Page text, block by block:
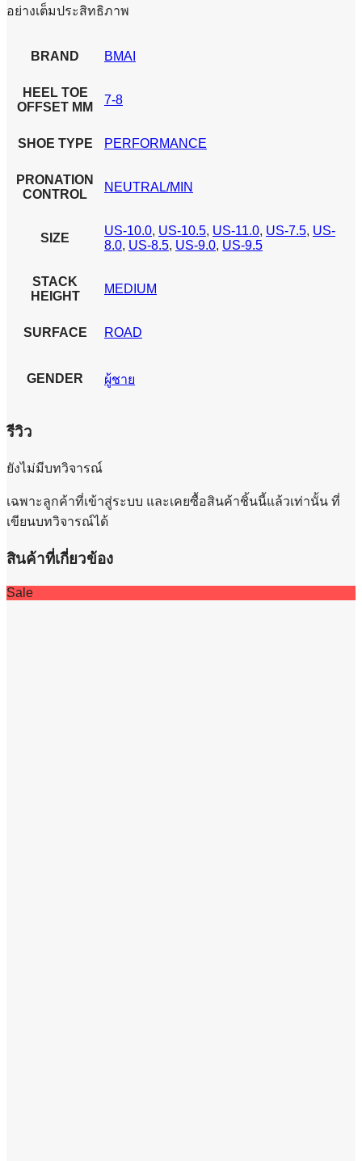
อย่างเต็มประสิทธิภาพ
BRAND BMAI
HEEL TOE
OFFSET MM
7-8
SHOE TYPE PERFORMANCE
PRONATION
CONTROL
NEUTRAL/MIN
SIZE
US-10.0, US-10.5, US-11.0, US-7.5, US-
8.0, US-8.5, US-9.0, US-9.5
STACK
HEIGHT
MEDIUM
SURFACE ROAD
GENDER ผู้ชาย
รีวิว
ยังไม่มีบทวิจารณ์
เฉพาะลูกค้าที่เข้าสู่ระบบ และเคยซื้อสินค้าชิ้นนี้แล้วเท่านั้น ที่
เขียนบทวิจารณ์ได้
สินค้าที่เกี่ยวข้อง
Sale